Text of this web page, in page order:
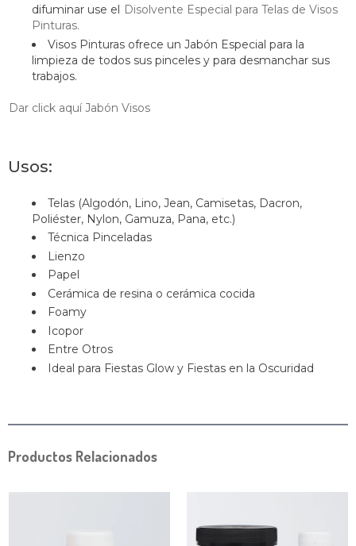
difuminar use el
Disolvente Especial para Telas de Visos
Pinturas.
Visos Pinturas ofrece un Jabón Especial para la
limpieza de todos sus pinceles y para desmanchar sus
trabajos.
Dar click aquí Jabón Visos
Usos:
Telas (Algodón, Lino, Jean, Camisetas, Dacron,
Poliéster, Nylon, Gamuza, Pana, etc.)
Técnica Pinceladas
Lienzo
Papel
Cerámica de resina o cerámica cocida
Foamy
Icopor
Entre Otros
Ideal para Fiestas Glow y Fiestas en la Oscuridad
Productos Relacionados